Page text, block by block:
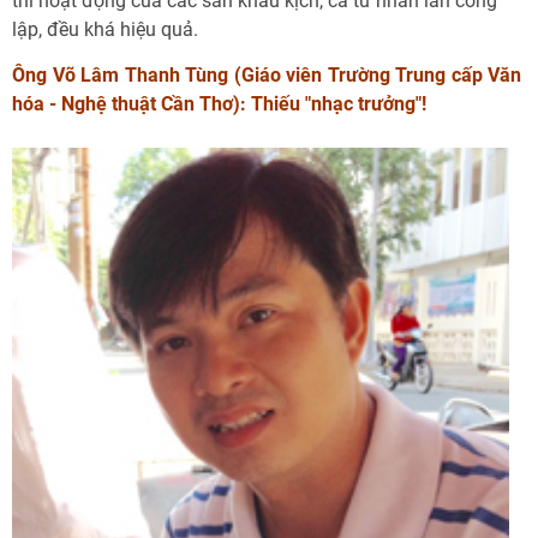
lập, đều khá hiệu quả.
Ông Võ Lâm Thanh Tùng (Giáo viên Trường Trung cấp Văn
hóa - Nghệ thuật Cần Thơ): Thiếu "nhạc trưởng"!